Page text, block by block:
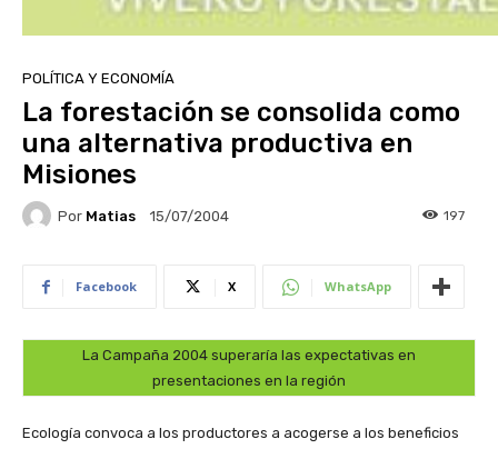
POLÍTICA Y ECONOMÍA
La forestación se consolida como
una alternativa productiva en
Misiones
Por Matias 15/07/2004 197
Facebook X WhatsApp
La Campaña 2004 superaría las expectativas en
presentaciones en la región
Ecología convoca a los productores a acogerse a los beneficios